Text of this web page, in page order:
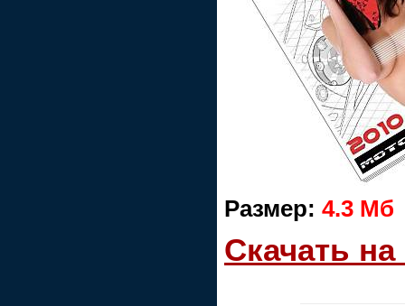
Размер: 4.3 Mб
Скачать